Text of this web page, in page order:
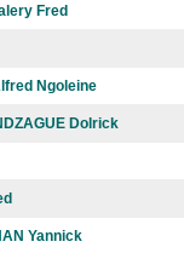
Fred
Ngoleine
Dolrick
Yannick